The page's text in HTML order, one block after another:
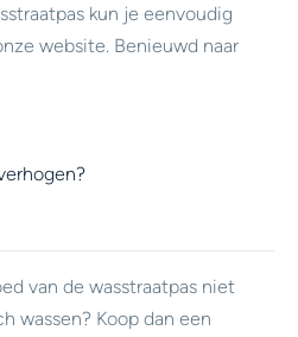
kun je eenvoudig
website. Benieuwd naar
van de wasstraatpas niet
wassen? Koop dan een